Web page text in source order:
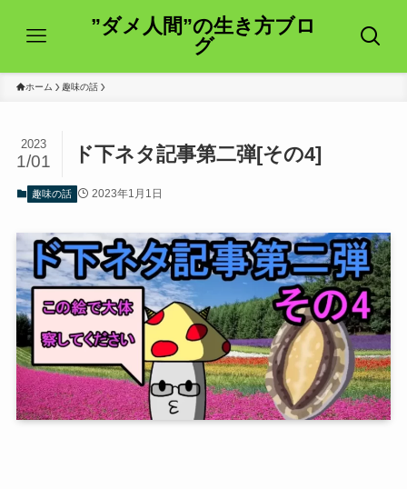
”ダメ人間”の生き方ブロ
グ
ホーム 趣味の話
ド下ネタ記事第二弾[その4]
2023
1/01
趣味の話 2023年1月1日